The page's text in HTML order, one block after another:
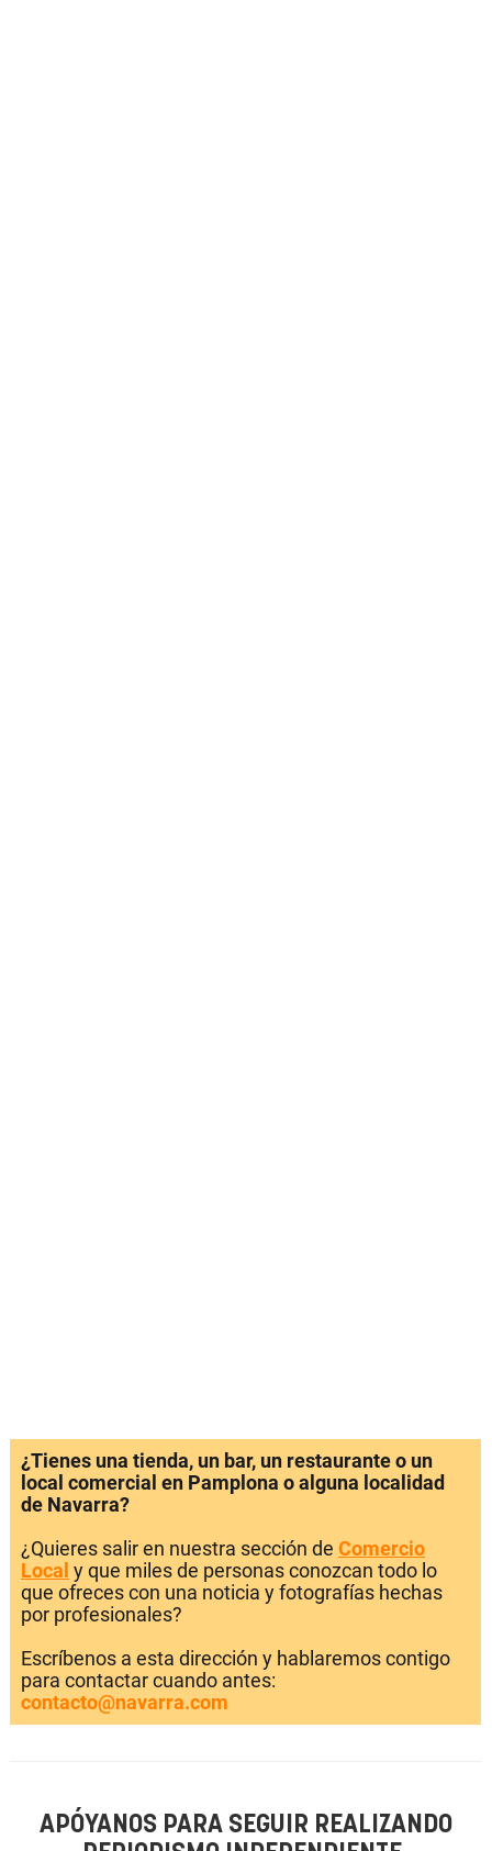
¿Tienes una tienda, un bar, un restaurante o un
local comercial en Pamplona o alguna localidad
de Navarra?
¿Quieres salir en nuestra sección de Comercio
Local y que miles de personas conozcan todo lo
que ofreces con una noticia y fotografías hechas
por profesionales?
Escríbenos a esta dirección y hablaremos contigo
para contactar cuando antes:
contacto@navarra.com
APÓYANOS PARA SEGUIR REALIZANDO